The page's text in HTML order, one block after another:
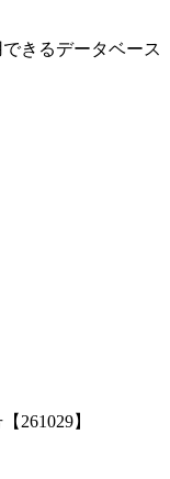
きるデータベース
261029】